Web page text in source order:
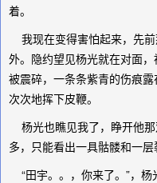
着。
我现在变得害怕起来，先
外。隐约望见杨光就在对面
被震碎，一条条紫青的伤痕
次次地挥下皮鞭。
杨光也瞧见我了，睁开他
多，只能看出一具骷髅和一层
“田宇。。，你来了。”，杨